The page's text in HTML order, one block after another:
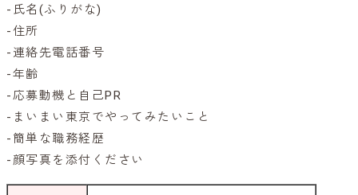
-氏名(ふりがな)
-住所
-連絡先電話番号
-年齢
-応募動機と自己PR
-まいまい東京でやってみたいこと
-簡単な職務経歴
-顔写真を添付ください